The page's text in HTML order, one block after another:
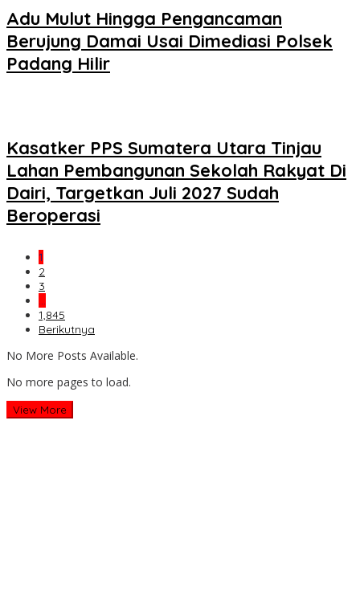
Adu Mulut Hingga Pengancaman
Berujung Damai Usai Dimediasi Polsek
Padang Hilir
Kasatker PPS Sumatera Utara Tinjau
Lahan Pembangunan Sekolah Rakyat Di
Dairi, Targetkan Juli 2027 Sudah
Beroperasi
1
2
3
…
1,845
Berikutnya
No More Posts Available.
No more pages to load.
View More